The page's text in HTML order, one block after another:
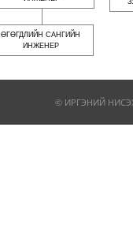
ӨГӨГДЛИЙН САНГИЙН
ИНЖЕНЕР
© ИРГЭНИЙ